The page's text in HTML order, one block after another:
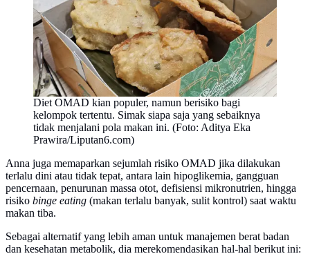
Diet OMAD kian populer, namun berisiko bagi
kelompok tertentu. Simak siapa saja yang sebaiknya
tidak menjalani pola makan ini. (Foto: Aditya Eka
Prawira/Liputan6.com)
Anna juga memaparkan sejumlah risiko OMAD jika dilakukan
terlalu dini atau tidak tepat, antara lain hipoglikemia, gangguan
pencernaan, penurunan massa otot, defisiensi mikronutrien, hingga
risiko binge eating (makan terlalu banyak, sulit kontrol) saat waktu
makan tiba.
Sebagai alternatif yang lebih aman untuk manajemen berat badan
dan kesehatan metabolik, dia merekomendasikan hal-hal berikut ini: